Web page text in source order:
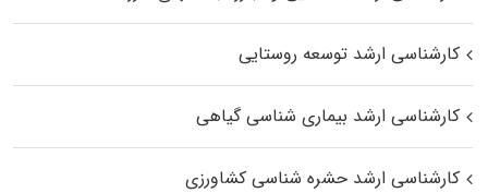
کارشناسی ارشد توسعه روستایی
کارشناسی ارشد بیماری‌ شناسی گیاهی
کارشناسی ارشد حشره‌ شناسی کشاورزی